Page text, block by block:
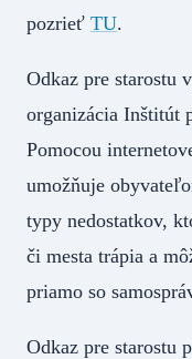
pozrieť TU.
Odkaz pre starostu
organizácia Inštitút
Pomocou
umožňuje
typy nedostatkov,
či mesta trápia a
priamo so
Odkaz pre starostu